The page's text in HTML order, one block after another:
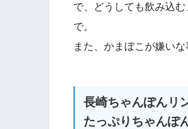
で、どうしても飲み込
で。
また、かまぼこが嫌い
長崎ちゃんぽんリ
たっぷりちゃんぽ